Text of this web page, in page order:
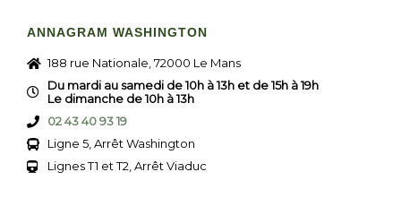
ANNAGRAM WASHINGTON
188 rue Nationale, 72000 Le Mans
Du mardi au samedi de 10h à 13h et de 15h à 19h
Le dimanche de 10h à 13h
02 43 40 93 19
Ligne 5, Arrêt Washington
Lignes T1 et T2, Arrêt Viaduc